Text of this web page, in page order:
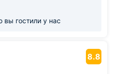
вы гостили у нас
8.8